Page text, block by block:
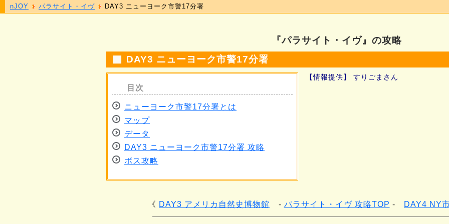
『パラサイト・イヴ』の攻略
DAY3 ニューヨーク市警17分署
ニューヨーク市警17分署とは
マップ
データ
DAY3 ニューヨーク市警17分署 攻略
ボス攻略
【情報提供】 すりごまさん
DAY3 アメリカ自然史博物館 パラサイト・イヴ 攻略TOP DAY4 NY
nJOY パラサイト・イヴ DAY3 ニューヨーク市警17分署